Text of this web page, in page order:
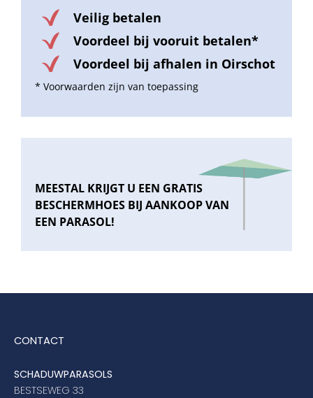
Veilig betalen
Voordeel bij vooruit betalen*
Voordeel bij afhalen in Oirschot
* Voorwaarden zijn van toepassing
MEESTAL KRIJGT U EEN GRATIS
BESCHERMHOES BIJ AANKOOP VAN
EEN PARASOL!
CONTACT
SCHADUWPARASOLS
BESTSEWEG 33